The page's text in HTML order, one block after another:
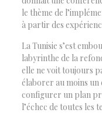
le thème de
à partir des
La Tunisie s’est
labyrinthe de la
elle ne voit toujours
élaborer au moins un
configurer un plan
l’échec de toutes les